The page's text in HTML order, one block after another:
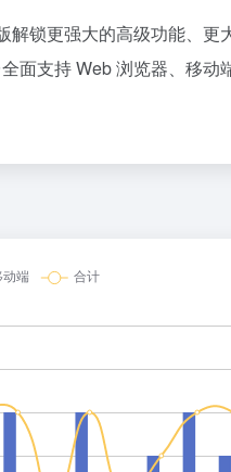
锁更强大的高级功能、
支持 Web 浏览器、移